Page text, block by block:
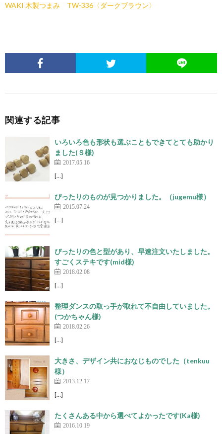
WAKI 木製つまみ TW-336〈ダークブラウン〉
関連する記事
いろいろ色も形状も選ぶこともできてとても助かり
ました(Ｓ様)
2017.05.16
[…]
ぴったりのものが見つかりました。（jugemu様）
2015.07.24
[…]
ぴったりの色と型があり、早速注文いたしました。
すごくステキです(mid様)
2018.02.08
[…]
整理ダンスの取っ手が取れて不自由していました。
(つかちゃん様)
2018.02.26
[…]
大きさ、デザイン共におなじものでした（tenkuu
様）
2013.12.17
[…]
たくさんある中から選べてよかったです(Ka様)
2016.10.19